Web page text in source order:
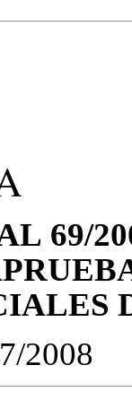
69/
2008